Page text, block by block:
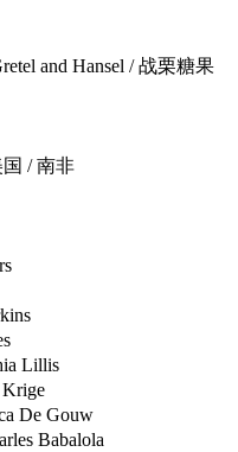
and Hansel / 战栗糖果
/ 南非
Lillis
Gouw
Babalola